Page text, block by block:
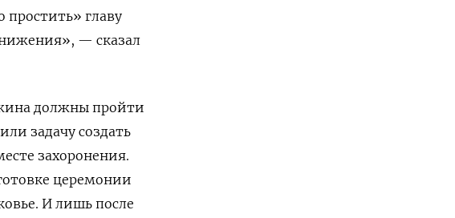
простить» главу
— сказал
должны пройти
задачу создать
захоронения.
церемонии
И лишь после